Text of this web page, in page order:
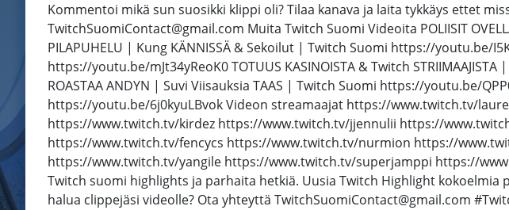
Kommentoi mikä sun suosikki klippi oli? Tilaa kanava ja laita tykkäys ettet
TwitchSuomiContact@gmail.com Muita Twitch Suomi Videoita POLIISIT
PILAPUHELU | Kung KÄNNISSÄ & Sekoilut | Twitch Suomi https://youtu.be/
https://youtu.be/mJt34yReoK0 TOTUUS KASINOISTA & Twitch
ROASTAA ANDYN | Suvi Viisauksia TAAS | Twitch Suomi https://youtu.be/
https://youtu.be/6j0kyuLBvok Videon streamaajat https://www.twitch.tv/
https://www.twitch.tv/kirdez https://www.twitch.tv/jjennulii https://
https://www.twitch.tv/fencycs https://www.twitch.tv/nurmion https://
https://www.twitch.tv/yangile https://www.twitch.tv/superjamppi https://
Twitch suomi highlights ja parhaita hetkiä. Uusia Twitch Highlight kokoelmia
halua clippejäsi videolle? Ota yhteyttä TwitchSuomiContact@gmail.com